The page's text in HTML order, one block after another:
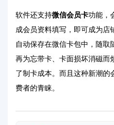
软件还支持微信会员卡功能，
成会员资料填写，即可成为店
自动保存在微信卡包中，随
再为忘带卡、卡面损坏消磁而
了制卡成本。而且这种新潮的
费者的青睐。